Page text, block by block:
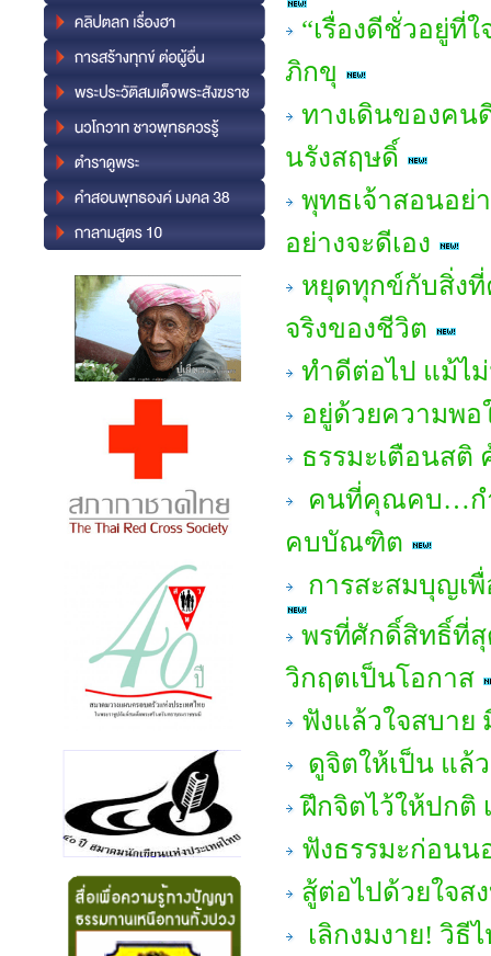
“เรื่องดีชั่วอยู่ที่
ภิกขุ
ทางเดินของค
นรังสฤษดิ์
พุทธเจ้าสอนอย่
อย่างจะดีเอง
หยุดทุกข์กับสิ่งที่
จริงของชีวิต
ทำดีต่อไป แม้ไ
อยู่ด้วยความพ
ธรรมะเตือนส
คนที่คุณคบ…กำ
คบบัณฑิต
การสะสมบุญเ
พรที่ศักดิ์สิทธิ์ที่สุ
วิกฤตเป็นโอกาส
ฟังแล้วใจสบาย
ดูจิตให้เป็น แล้
ฝึกจิตไว้ให้ปก
ฟังธรรมะก่อนน
สู้ต่อไปด้วยใจ
เลิกงมงาย! วิ